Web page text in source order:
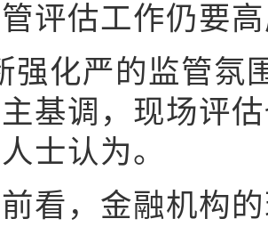
评估工作仍要
化严的监管氛
基调，现场评
士认为。
，金融机构的